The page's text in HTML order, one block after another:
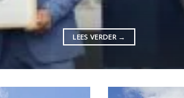
LEES VERDER →